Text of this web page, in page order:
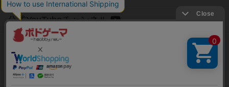
公式YouTubeチャンネル